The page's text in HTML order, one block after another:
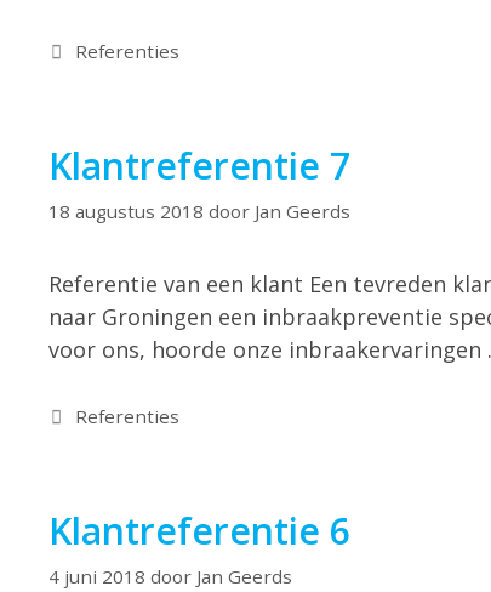
Referenties
Klantreferentie 7
18 augustus 2018 door Jan Geerds
Referentie van een klant Een tevreden
naar Groningen een inbraakpreventie
voor ons, hoorde onze inbraakervaringen
Referenties
Klantreferentie 6
4 juni 2018 door Jan Geerds